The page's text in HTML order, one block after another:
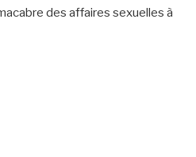
des affaires sexuelles à